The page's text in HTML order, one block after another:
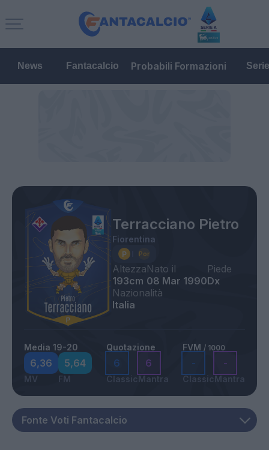
News Fantacalcio Probabili Formazioni
Terracciano Pietro
Fiorentina
Altezza
193cm
Nato il
08 Mar 1990
Piede
Dx
Nazionalità
Italia
Media 19-20
6,36
MV
5,64
FM
Quotazione
6
Classic
6
Mantra
FVM / 1000
-
Classic
-
Mantra